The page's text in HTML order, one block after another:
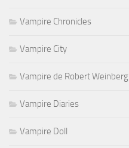
Vampire Chronicles
Vampire City
Vampire de Robert Weinberg
Vampire Diaries
Vampire Doll